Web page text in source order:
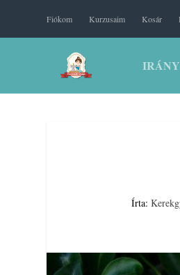
Fiókom Kurzusaim Kosár
Írta: